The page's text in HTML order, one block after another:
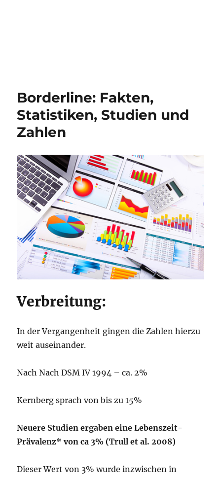
Borderline: Fakten,
Statistiken, Studien und
Zahlen
Verbreitung:
In der Vergangenheit gingen die Zahlen hierzu
weit auseinander.
Nach Nach DSM IV 1994 – ca. 2%
Kernberg sprach von bis zu 15%
Neuere Studien ergaben eine Lebenszeit-
Prävalenz* von ca 3% (Trull et al. 2008)
Dieser Wert von 3% wurde inzwischen in